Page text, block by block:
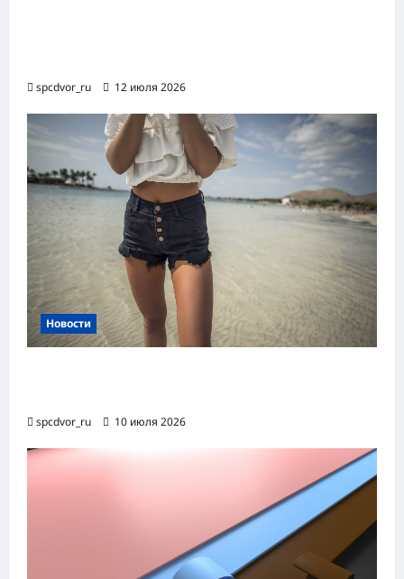
spcdvor_ru 12 июля 2026
Новости
spcdvor_ru 10 июля 2026